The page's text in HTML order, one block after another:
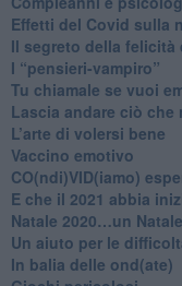
Effetti del Covid sulla
Il segreto della felicità
​I “pensieri-vampiro”
​Tu chiamale se vuoi
​Lascia andare ciò
L’arte di volersi bene
​Vaccino emotivo
CO(ndi)VID(iamo)
​E che il 2021 abbia
​Natale 2020…un
Un aiuto per le
​In balia delle ond(ate)